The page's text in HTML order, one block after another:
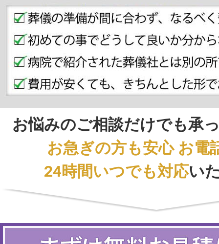
お悩みのご相談だけでも承
お急ぎの方も安心 お電
24時間いつでも対応い